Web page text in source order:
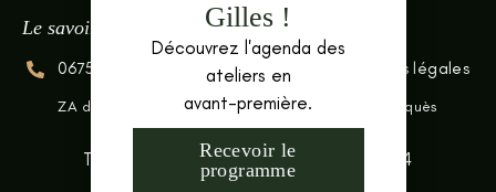
Le savoir faire culinaire
0675328019 Réseaux sociaux Mentions légales
ZA du Bel Air 201 Rue Andromède 34570 Vailhauquès
Tous droits réservés - For'Mets© 2024
Site créé avec ♡ par
Gilles !
Découvrez l'agenda des
ateliers en
avant-première.
Recevoir le
programme